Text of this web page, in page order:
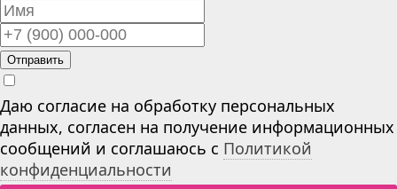
Отправить
Даю согласие на обработку персональных
данных, согласен на получение информационных
сообщений и соглашаюсь с Политикой
конфиденциальности